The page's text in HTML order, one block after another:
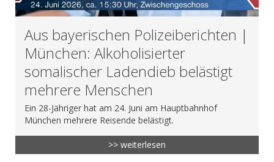
Aus bayerischen Polizeiberichten |
München: Alkoholisierter
somalischer Ladendieb belästigt
mehrere Menschen
Ein 28-Jähriger hat am 24. Juni am Hauptbahnhof
München mehrere Reisende belästigt.
>> weiterlesen